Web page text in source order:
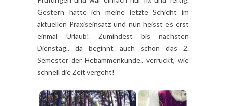
Gestern hatte ich meine letzte Schicht im
aktuellen Praxiseinsatz und nun heisst es erst
einmal Urlaub! Zumindest bis nächsten
Dienstag.. da beginnt auch schon das 2.
Semester der Hebammenkunde.. verrückt, wie
schnell die Zeit vergeht!